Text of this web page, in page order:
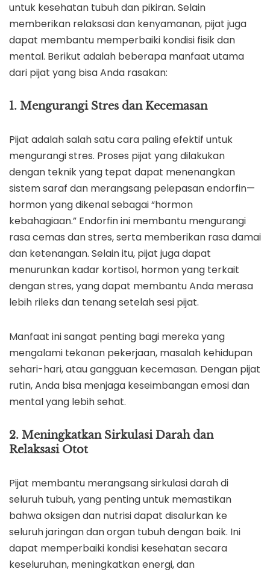
untuk kesehatan tubuh dan pikiran. Selain
memberikan relaksasi dan kenyamanan, pijat juga
dapat membantu memperbaiki kondisi fisik dan
mental. Berikut adalah beberapa manfaat utama
dari pijat yang bisa Anda rasakan:
1. Mengurangi Stres dan Kecemasan
Pijat adalah salah satu cara paling efektif untuk
mengurangi stres. Proses pijat yang dilakukan
dengan teknik yang tepat dapat menenangkan
sistem saraf dan merangsang pelepasan endorfin—
hormon yang dikenal sebagai “hormon
kebahagiaan.” Endorfin ini membantu mengurangi
rasa cemas dan stres, serta memberikan rasa damai
dan ketenangan. Selain itu, pijat juga dapat
menurunkan kadar kortisol, hormon yang terkait
dengan stres, yang dapat membantu Anda merasa
lebih rileks dan tenang setelah sesi pijat.
Manfaat ini sangat penting bagi mereka yang
mengalami tekanan pekerjaan, masalah kehidupan
sehari-hari, atau gangguan kecemasan. Dengan pijat
rutin, Anda bisa menjaga keseimbangan emosi dan
mental yang lebih sehat.
2. Meningkatkan Sirkulasi Darah dan
Relaksasi Otot
Pijat membantu merangsang sirkulasi darah di
seluruh tubuh, yang penting untuk memastikan
bahwa oksigen dan nutrisi dapat disalurkan ke
seluruh jaringan dan organ tubuh dengan baik. Ini
dapat memperbaiki kondisi kesehatan secara
keseluruhan, meningkatkan energi, dan